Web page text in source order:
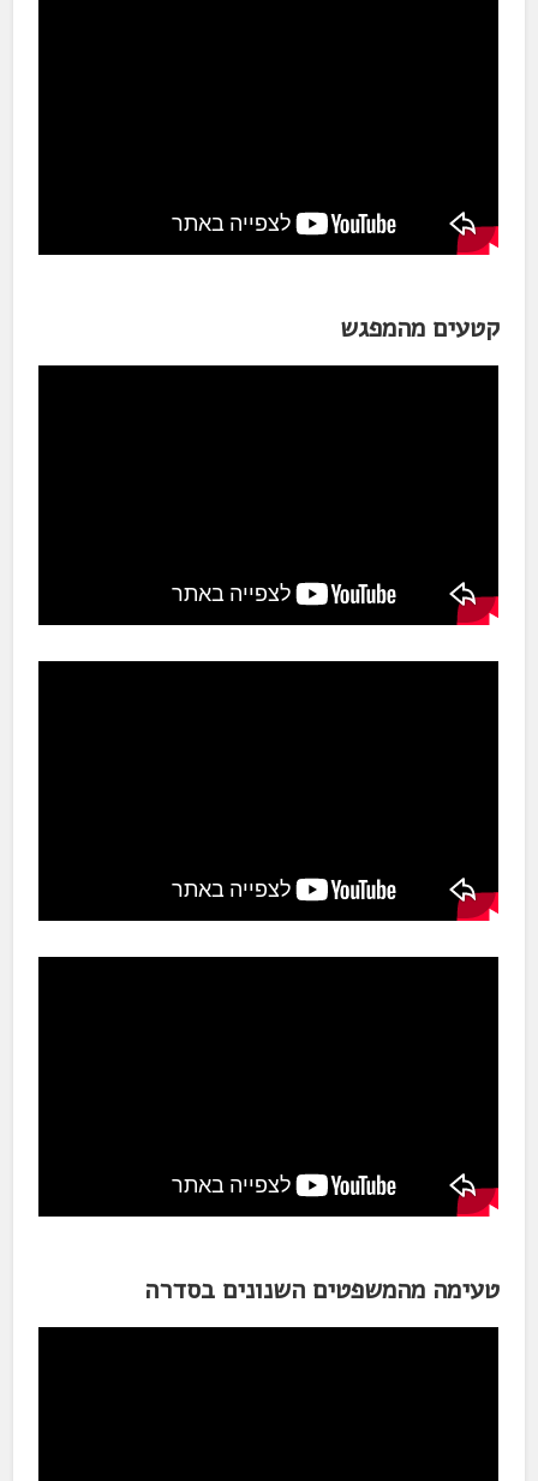
קטעים מהמפגש
טעימה מהמשפטים השנונים בסדרה